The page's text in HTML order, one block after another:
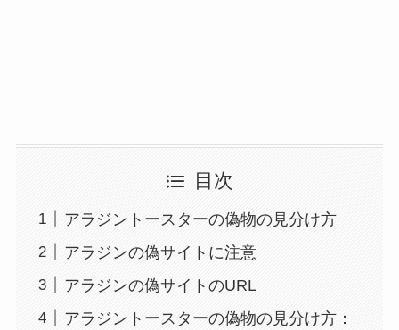
目次
アラジントースターの偽物の見分け方
アラジンの偽サイトに注意
アラジンの偽サイトのURL
アラジントースターの偽物の見分け方：